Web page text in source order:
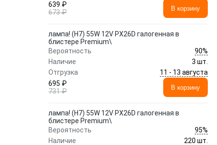
639 ₽
673 ₽
В корзину
лампа! (H7) 55W 12V PX26D галогенная в
блистере Premium\
Вероятность
90%
Наличие
3 шт.
Отгрузка
11 - 13 августа
695 ₽
731 ₽
В корзину
лампа! (H7) 55W 12V PX26D галогенная в
блистере Premium\
Вероятность
95%
Наличие
220 шт.